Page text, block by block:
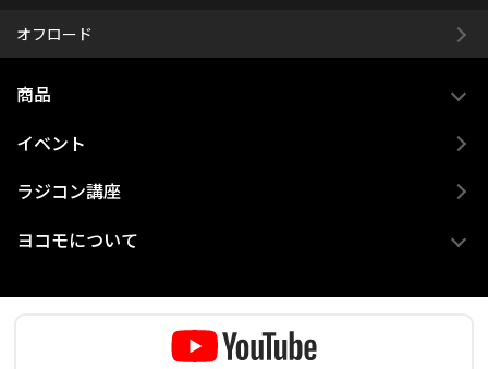
オフロード
商品
イベント
ラジコン講座
ヨコモについて